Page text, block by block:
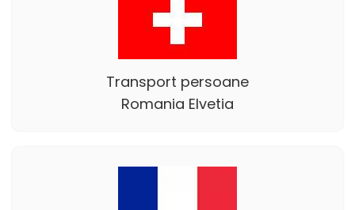
Transport persoane
Romania Elvetia